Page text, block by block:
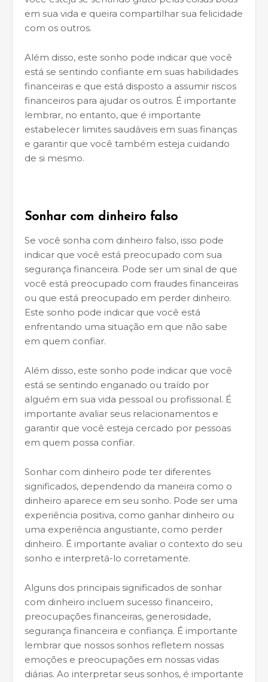
em sua vida e queira compartilhar sua felicidade
com os outros.
Além disso, este sonho pode indicar que você
está se sentindo confiante em suas habilidades
financeiras e que está disposto a assumir riscos
financeiros para ajudar os outros. É importante
lembrar, no entanto, que é importante
estabelecer limites saudáveis em suas finanças
e garantir que você também esteja cuidando
de si mesmo.
Sonhar com dinheiro falso
Se você sonha com dinheiro falso, isso pode
indicar que você está preocupado com sua
segurança financeira. Pode ser um sinal de que
você está preocupado com fraudes financeiras
ou que está preocupado em perder dinheiro.
Este sonho pode indicar que você está
enfrentando uma situação em que não sabe
em quem confiar.
Além disso, este sonho pode indicar que você
está se sentindo enganado ou traído por
alguém em sua vida pessoal ou profissional. É
importante avaliar seus relacionamentos e
garantir que você esteja cercado por pessoas
em quem possa confiar.
Sonhar com dinheiro pode ter diferentes
significados, dependendo da maneira como o
dinheiro aparece em seu sonho. Pode ser uma
experiência positiva, como ganhar dinheiro ou
uma experiência angustiante, como perder
dinheiro. É importante avaliar o contexto do seu
sonho e interpretá-lo corretamente.
Alguns dos principais significados de sonhar
com dinheiro incluem sucesso financeiro,
preocupações financeiras, generosidade,
segurança financeira e confiança. É importante
lembrar que nossos sonhos refletem nossas
emoções e preocupações em nossas vidas
diárias. Ao interpretar seus sonhos, é importante